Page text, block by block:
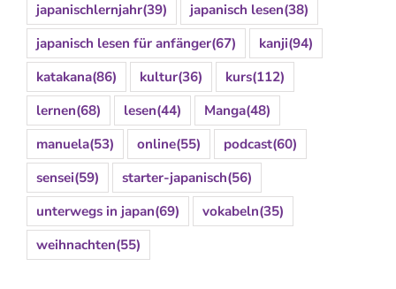
japanischlernjahr(39) japanisch lesen(38)
japanisch lesen für anfänger(67) kanji(94)
katakana(86) kultur(36) kurs(112)
lernen(68) lesen(44) Manga(48)
manuela(53) online(55) podcast(60)
sensei(59) starter-japanisch(56)
unterwegs in japan(69) vokabeln(35)
weihnachten(55)